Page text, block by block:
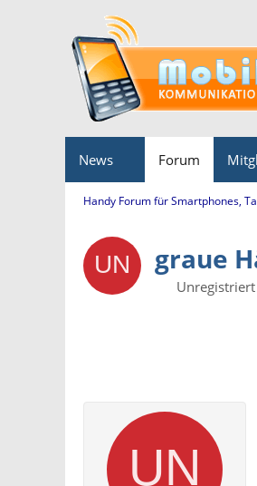
News Forum
Handy Forum für Smartphones,
graue
Unregistriert